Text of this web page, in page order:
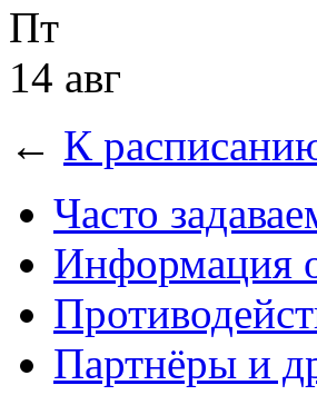
Пт
14 авг
← К
Часто
Информация
Партнёры и